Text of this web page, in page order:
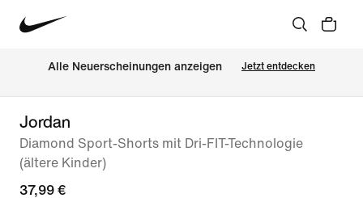
Alle Neuerscheinungen anzeigen Jetzt entdecken
Jordan
Diamond Sport-Shorts mit Dri-FIT-Technologie
(ältere Kinder)
37,99 €